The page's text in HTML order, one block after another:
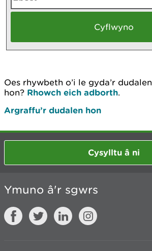
Oes rhywbeth o’i le gyda’r dudalen
hon? Rhowch eich adborth.
Argraffu’r dudalen hon
Cysylltu â ni
Ymuno â'r sgwrs